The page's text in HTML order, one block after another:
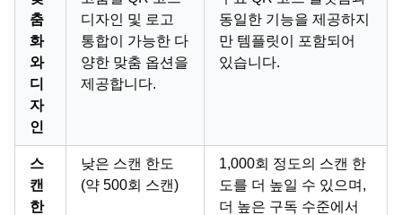
춤
화
와
디
자
인
디자인 및 로고
통합이 가능한 다
양한 맞춤 옵션을
제공합니다.
동일한 기능을 제공하지
만 템플릿이 포함되어
있습니다.
스
캔
한
낮은 스캔 한도
(약 500회 스캔)
1,000회 정도의 스캔 한
도를 더 높일 수 있으며,
더 높은 구독 수준에서